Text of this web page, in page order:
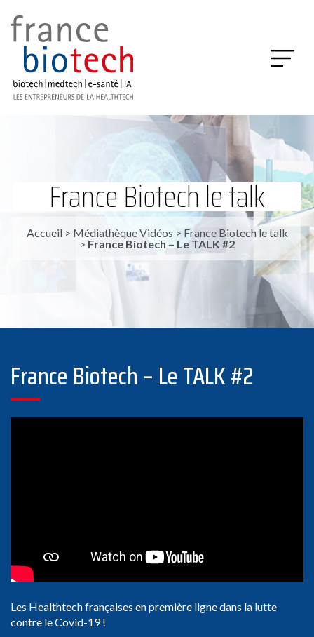
France Biotech le talk
Accueil> Médiathèque Vidéos > France Biotech le talk
> France Biotech – Le TALK #2
France Biotech – Le TALK #2
Les Healthtech françaises en première ligne dans la lutte
contre le Covid-19 !